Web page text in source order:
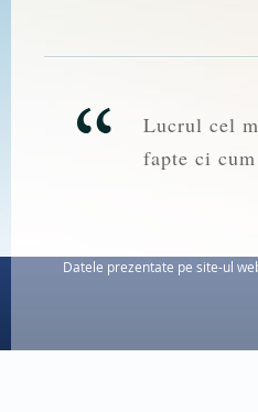
Lucrul cel
fapte ci
Datele prezentate pe site-ul